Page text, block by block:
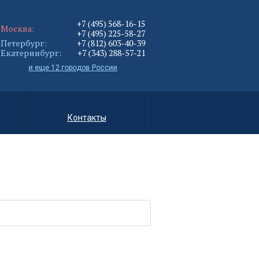
Москва:
+7 (495) 568-16-15
+7 (495) 225-58-27
Петербург:
+7 (812) 603-40-39
Екатеринбург:
+7 (343) 288-57-21
и еще 12 городов России
Контакты